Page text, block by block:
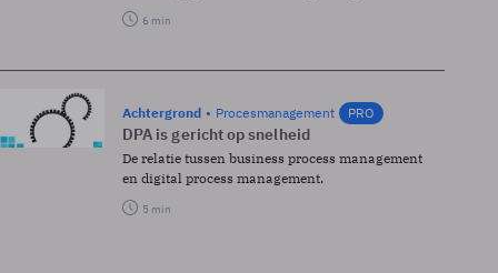
6 min
Achtergrond Procesmanagement PRO
DPA is gericht op snelheid
De relatie tussen business process management
en digital process management.
5 min